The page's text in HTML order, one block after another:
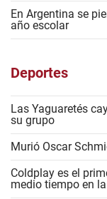
En Argentina se
año escolar
Deportes
Las Yaguaretés
su grupo
Murió Oscar
Coldplay es el
medio tiempo en